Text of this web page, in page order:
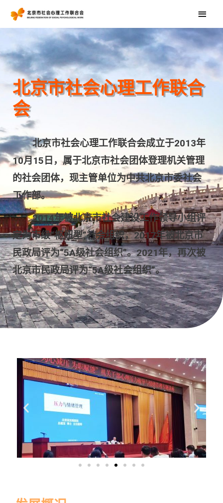
北京市社会心理工作联合
会
北京市社会心理工作联合会成立于2013年
10月15日，属于北京市社会团体登理机关管理
的社会团体，现主管单位为中共北京市委社会
工作部。
2014年被北京市社会建设工作领导小组评
定为市级“枢纽型”社会组织，2017年被北京市
民政局评为“5A级社会组织”。2021年，再次被
北京市民政局评为“5A级社会组织”。